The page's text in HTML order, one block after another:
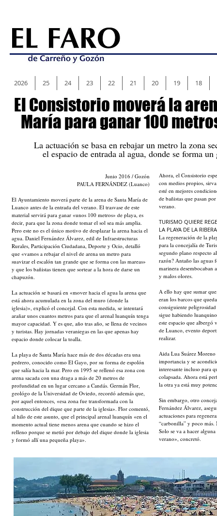
El Consistorio moverá la
María para ganar 100
La actuación se basa en rebajar un metro la zona
el espacio de entrada al agua, donde se forma un
Junio 2016 / Gozón
PAULA FERNÁNDEZ (Luanco)
El Ayuntamiento moverá parte de la arena de Santa María de
Luanco antes de la entrada del verano. El trasvase de este
material servirá para ganar «unos 100 metros» de playa, es
decir, para que la zona donde tomar el sol sea más amplia.
Pero este no es el único motivo de desplazar la arena hacia el
agua. Daniel Fernández Álvarez, edil de Infraestructuras
Rurales, Participación Ciudadana, Deporte y Ocio, detalló
que «vamos a rebajar el nivel de arena un metro para
suavizar el escalón tan grande que se forma con las mareas»
y que los bañistas tienen que sortear a la hora de darse un
chapuzón.
La actuación se basará en «mover hacia el agua la arena que
está ahora acumulada en la zona del muro (donde la
iglesia)», explicó el concejal. Con esta medida, se intentará
arañar unos cuantos metros para que el arenal luanquín tenga
mayor capacidad. Y es que, año tras año, se llena de vecinos
y turistas. Hay jornadas veraniegas en las que apenas hay
espacio donde colocar la toalla.
La playa de Santa María hace más de dos décadas era una
pedrero, conocido como El Gayo, por su forma de espolón
que salía hacia la mar. Pero en 1995 se rellenó esa zona con
arena sacada con una draga a más de 20 metros de
profundidad en un lugar cercano a Candás. Germán Flor,
geológo de la Universidad de Oviedo, recordó además que,
por aquel entonces, «esa zona fue transformada con la
construcción del dique que parte de la iglesia». Flor comentó,
al hilo de este asunto, que el principal arenal luanquín «en el
momento actual tiene menos arena que cuando se hizo el
relleno porque se metió por debajo del dique donde la iglesia
y formó allí una pequeña playa».
Ahora, el Consistorio
con medios propios,
esté en mejores
de bañistas que pasan
verano.
TURISMO QUIERE
LA PLAYA DE LA RIBERA
La regeneración de la
para la concejalía de
segundo plano respecto
razón? Antaño las aguas
marinera
y malos olores.
A ello hay que sumar
eran los barcos que
consiguiente
sigue habiendo
este espacio que albergó
de Luanco, evento
realizar.
Aida Lua Suárez Moreno
importancia y se
interesante incluso para
colapsada. Ahora está
la otra ya está muy
Sin embargo, otro
Fernández Álvarez,
actuaciones para
“carbonilla” y poco más.
Solo se va a hacer
verano», concretó.
2026 25 24 23 22 21 20 19 18